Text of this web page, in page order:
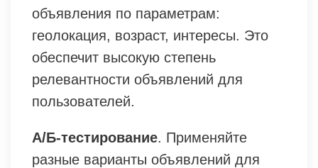
объявления по параметрам:
геолокация, возраст, интересы. Это
обеспечит высокую степень
релевантности объявлений для
пользователей.
А/Б-тестирование. Применяйте
разные варианты объявлений для